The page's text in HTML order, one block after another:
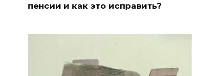
пенсии и как это исправить?